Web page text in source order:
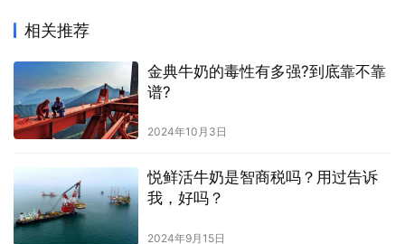
相关推荐
金典牛奶的毒性有多强?到底靠不靠
谱?
2024年10月3日
悦鲜活牛奶是智商税吗？用过告诉
我，好吗？
2024年9月15日